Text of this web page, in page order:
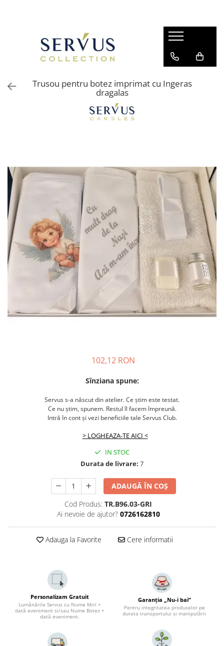
Trusou pentru botez imprimat cu Ingeras
dragalas
102,12 RON
Sînziana spune:
Servus s-a născut din atelier. Ce știm este testat.
Ce nu știm, spunem. Restul îl facem împreună.
Intră în cont și vezi beneficiile tale Servus Club.
> LOGHEAZA-TE AICI <
IN STOC
Durata de livrare: 7
ADAUGĂ ÎN COȘ
Cod Produs: TR.B96.03-GRI
Ai nevoie de ajutor? 0726162810
Adauga la Favorite Cere informatii
Personalizam Gratuit
Lumânările Servus cu Nume Miri +
dată eveniment si/sau Nume Botez +
dată eveniment.
Garanția „Nu-i bai”
Pentru integritatea produselor pe
durata transportului și manipulării